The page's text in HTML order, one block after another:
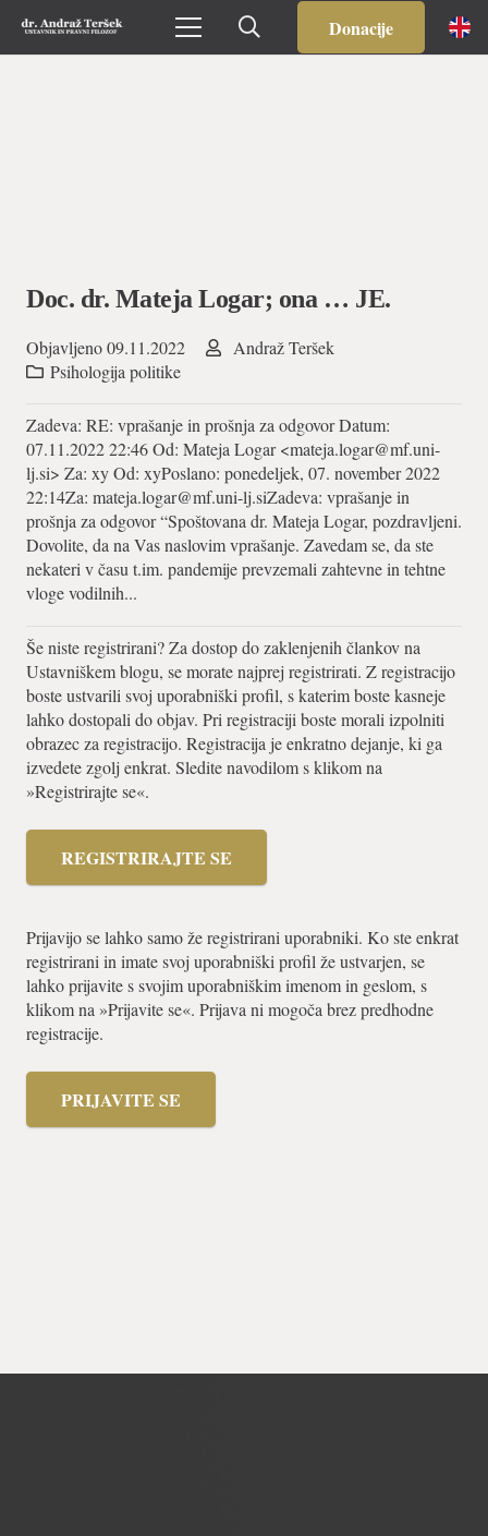
Donacije
Doc. dr. Mateja Logar; ona … JE.
Objavljeno09.11.2022
Andraž Teršek
Psihologija politike
Zadeva: RE: vprašanje in prošnja za odgovor Datum:
07.11.2022 22:46 Od: Mateja Logar <mateja.logar@mf.uni-
lj.si> Za: xy Od: xyPoslano: ponedeljek, 07. november 2022
22:14Za: mateja.logar@mf.uni-lj.siZadeva: vprašanje in
prošnja za odgovor “Spoštovana dr. Mateja Logar, pozdravljeni.
Dovolite, da na Vas naslovim vprašanje. Zavedam se, da ste
nekateri v času t.im. pandemije prevzemali zahtevne in tehtne
vloge vodilnih...
Še niste registrirani? Za dostop do zaklenjenih člankov na
Ustavniškem blogu, se morate najprej registrirati. Z registracijo
boste ustvarili svoj uporabniški profil, s katerim boste kasneje
lahko dostopali do objav. Pri registraciji boste morali izpolniti
obrazec za registracijo. Registracija je enkratno dejanje, ki ga
izvedete zgolj enkrat. Sledite navodilom s klikom na
»Registrirajte se«.
REGISTRIRAJTE SE
Prijavijo se lahko samo že registrirani uporabniki. Ko ste enkrat
registrirani in imate svoj uporabniški profil že ustvarjen, se
lahko prijavite s svojim uporabniškim imenom in geslom, s
klikom na »Prijavite se«. Prijava ni mogoča brez predhodne
registracije.
PRIJAVITE SE